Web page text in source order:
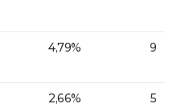
4,79% 9
2,66% 5